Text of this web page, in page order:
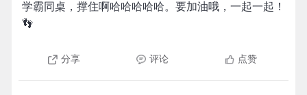
学霸同桌，撑住啊哈哈哈哈哈。要加油哦，一起一起！
👣
分享 评论 点赞